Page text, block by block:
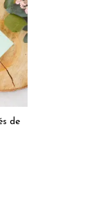
de